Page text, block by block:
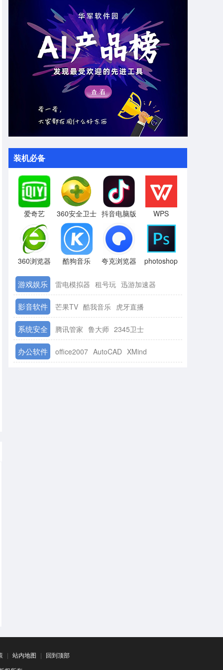
装机必备
爱奇艺 360安全卫士 抖音电脑版 WPS
360浏览器 酷狗音乐 夸克浏览器 photoshop
游戏娱乐 雷电模拟器 租号玩 迅游加速器
影音软件 芒果TV 酷我音乐 虎牙直播
系统安全 腾讯管家 鲁大师 2345卫士
办公软件 office2007 AutoCAD XMind
| 站内地图 | 回到顶部